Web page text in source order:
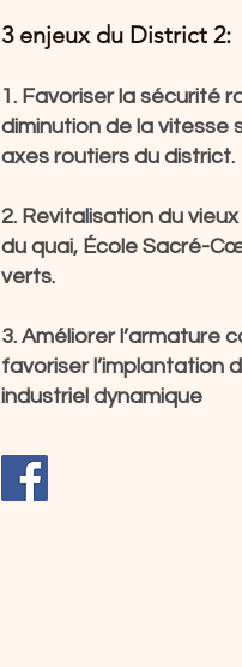
3 enjeux du District 2:
1. Favoriser la sécurité
diminution de la vitesse
axes routiers du district.
2. Revitalisation du
du quai, École Sacré-
verts.
3. Améliorer l’armature
favoriser l’implantation
industriel dynamique